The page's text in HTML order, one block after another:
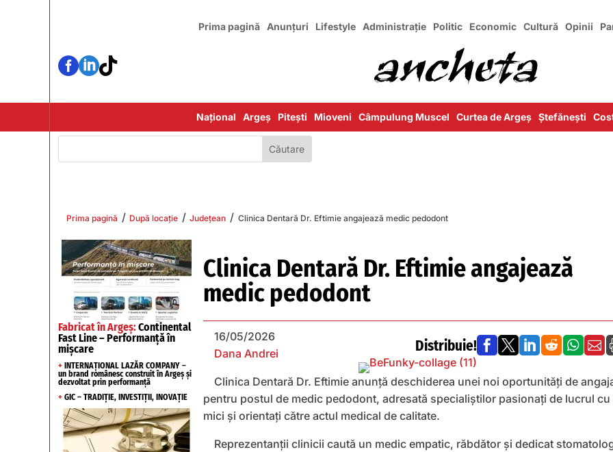
Prima pagină Anunțuri Lifestyle Administrație Politic Economic Cultură Opinii

Național Argeș Pitești Mioveni Câmpulung Muscel Curtea de Argeș Ștefănești
Prima pagină / După locație / Județean / Clinica Dentară Dr. Eftimie angajează medic pedodont
Fabricat în Argeș:Continental
Fast Line – Performanță în
mișcare
+ INTERNAȚIONAL LAZĂR COMPANY –
un brand românesc construit în Argeș și
dezvoltat prin performanță
+ GIC – TRADIȚIE, INVESTIȚII, INOVAȚIE
Clinica Dentară Dr. Eftimie angajează
medic pedodont
16/05/2026
Dana Andrei
Distribuie!      
Clinica Dentară Dr. Eftimie anunță deschiderea unei noi oportunități de
pentru postul de medic pedodont, adresată specialiștilor pasionați de lucrul cu
mici și orientați către actul medical de calitate.
Reprezentanții clinicii caută un medic empatic, răbdător și dedicat